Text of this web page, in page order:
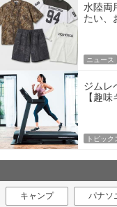
水陸両
たい、
ニュース
ジムレ
【趣
トピック
キャンプ パナソ